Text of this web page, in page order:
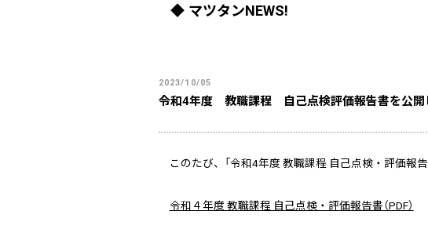
マツタンNEWS!
2023/10/05
令和4年度 教職課程 自己点検評価報告書を公開
このたび、「令和4年度 教職課程 自己点検・評価報告
令和４年度 教職課程 自己点検・評価報告書（PDF）